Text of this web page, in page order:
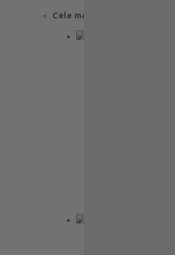
Cele mai apreciate